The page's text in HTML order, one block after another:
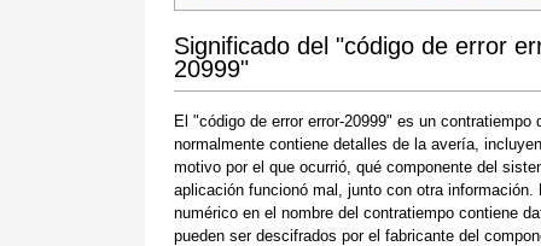
Significado del "código de error
20999"
El "código de error error-20999" es un contratiempo
normalmente contiene detalles de la avería,
motivo por el que ocurrió, qué componente del
aplicación funcionó mal, junto con otra información.
numérico en el nombre del contratiempo contiene
pueden ser descifrados por el fabricante del